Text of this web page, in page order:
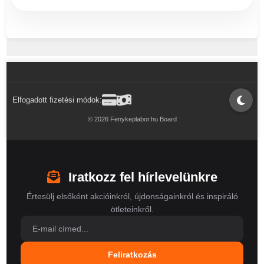
Elfogadott fizetési módok:
© 2026 Fenykeplabor.hu Board
Iratkozz fel hírlevelünkre
Értesülj elsőként akcióinkról, újdonságainkról és inspiráló
ötleteinkről.
Feliratkozás